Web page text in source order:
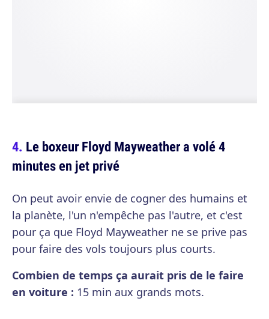
Le boxeur Floyd Mayweather a volé 4
minutes en jet privé
On peut avoir envie de cogner des humains et
la planète, l'un n'empêche pas l'autre, et c'est
pour ça que Floyd Mayweather ne se prive pas
pour faire des vols toujours plus courts.
Combien de temps ça aurait pris de le faire
en voiture : 15 min aux grands mots.